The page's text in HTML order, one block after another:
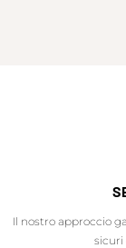
Il nostro approccio
sicuri